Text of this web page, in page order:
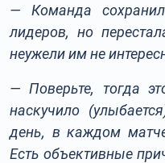
— Команда
лидеров, но
неужели им не
— Поверьте, тогда
наскучило
день, в каждом
Есть объективные